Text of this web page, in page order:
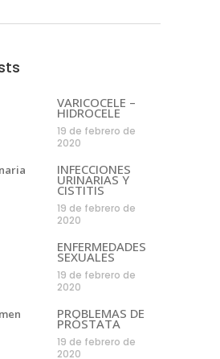
VARICOCELE –
HIDROCELE
19 de febrero de
2020
INFECCIONES
URINARIAS Y
CISTITIS
19 de febrero de
2020
ENFERMEDADES
SEXUALES
19 de febrero de
2020
PROBLEMAS DE
PRÓSTATA
19 de febrero de
2020